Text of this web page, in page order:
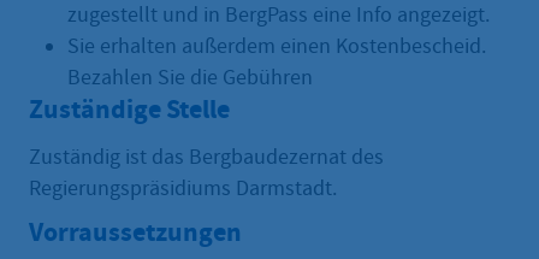
zugestellt und in BergPass eine Info angezeigt.
Sie erhalten außerdem einen Kostenbescheid.
Bezahlen Sie die Gebühren
Zuständige Stelle
Zuständig ist das Bergbaudezernat des
Regierungspräsidiums Darmstadt.
Vorraussetzungen